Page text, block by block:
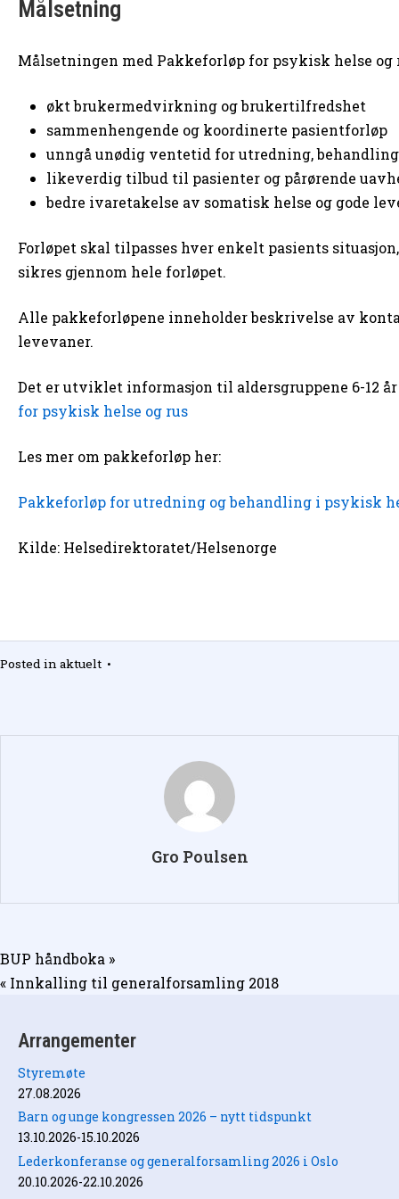
Målsetning
Målsetningen med Pakkeforløp for psykisk helse og
økt brukermedvirkning og brukertilfredshet
sammenhengende og koordinerte pasientforløp
unngå unødig ventetid for utredning,
likeverdig tilbud til pasienter og pårørende
bedre ivaretakelse av somatisk helse og gode
Forløpet skal tilpasses hver enkelt pasients
sikres gjennom hele forløpet.
Alle pakkeforløpene inneholder beskrivelse av
levevaner.
Det er utviklet informasjon til aldersgruppene 6-12
for psykisk helse og rus
Les mer om pakkeforløp her:
Pakkeforløp for utredning og behandling i psykisk
Kilde: Helsedirektoratet/Helsenorge
Posted in aktuelt •
Gro Poulsen
Innleggsnavigasjon
BUP håndboka »
« Innkalling til generalforsamling 2018
Arrangementer
Styremøte
27.08.2026
Barn og unge kongressen 2026 – nytt tidspunkt
13.10.2026-15.10.2026
Lederkonferanse og generalforsamling 2026 i Oslo
20.10.2026-22.10.2026